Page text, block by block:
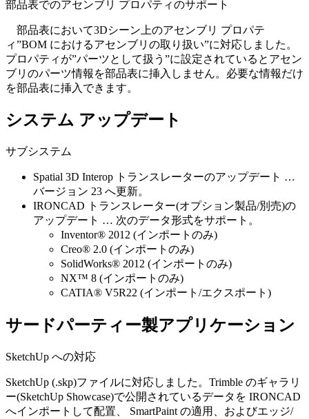
部品表でのアセンブリ プロパティのサポート
部品表において3Dシーン上のアセンブリ プロパテ
ィ”BOM におけるアセンブリの取り扱い”に対応しました。
プロパティが”パーツとして扱う”に設定されているとアセン
ブリのパーツ情報を部品表に挿入しません。必要な情報だけ
を部品表に挿入できます。
システム アップデート
サブシステム
Spatial 3D Interop トランスレーターのアップデート …
バージョン 23 へ更新。
IRONCAD トランスレーター(オプション製品/別売)の
アップデート … 次のデータ形式をサポート。
Inventor® 2012 (インポートのみ)
Creo® 2.0 (インポートのみ)
SolidWorks® 2012 (インポートのみ)
NX™ 8 (インポートのみ)
CATIA® V5R22 (インポート/エクスポート)
サードパーティー製アプリケーション
SketchUp への対応
SketchUp (.skp)ファイルに対応しました。Trimble のギャラリ
ー(SketchUp Showcase)で公開されているデータを IRONCAD
へインポートして配置、 SmartPaint の適用、およびエッジ/